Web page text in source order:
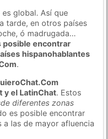
global. Así que
tarde, en otros países
ó madrugada…
posible encontrar
hispanohablantes
.
y el LatinChat. Estos
diferentes zonas
es posible encontrar
a las de mayor afluencia